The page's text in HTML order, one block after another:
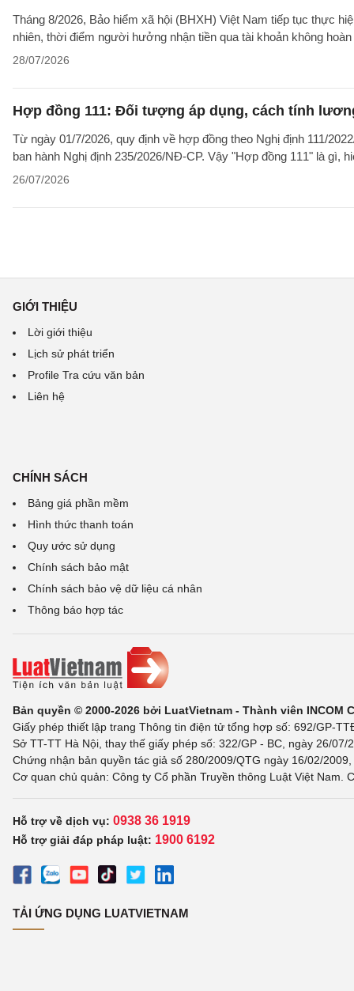
Tháng 8/2026, Bảo hiểm xã hội (BHXH) Việt Nam tiếp tục thực
nhiên, thời điểm người hưởng nhận tiền qua tài khoản không
28/07/2026
Hợp đồng 111: Đối tượng áp dụng, cách tính
Từ ngày 01/7/2026, quy định về hợp đồng theo Nghị định 111/
ban hành Nghị định 235/2026/NĐ-CP. Vậy "Hợp đồng 111" là
26/07/2026
GIỚI THIỆU
Lời giới thiệu
Lịch sử phát triển
Profile Tra cứu văn bản
Liên hệ
CHÍNH SÁCH
Bảng giá phần mềm
Hình thức thanh toán
Quy ước sử dụng
Chính sách bảo mật
Chính sách bảo vệ dữ liệu cá nhân
Thông báo hợp tác
Bản quyền © 2000-2026 bởi LuatVietnam - Thành viên INCOM
Giấy phép thiết lập trang Thông tin điện tử tổng hợp số: 692/GP-
Sở TT-TT Hà Nội, thay thế giấy phép số: 322/GP - BC, ngày 26/
Chứng nhận bản quyền tác giả số 280/2009/QTG ngày 16/02/
Cơ quan chủ quản: Công ty Cổ phần Truyền thông Luật Việt Nam.
Hỗ trợ về dịch vụ: 0938 36 1919
Hỗ trợ giải đáp pháp luật: 1900 6192
TẢI ỨNG DỤNG LUATVIETNAM